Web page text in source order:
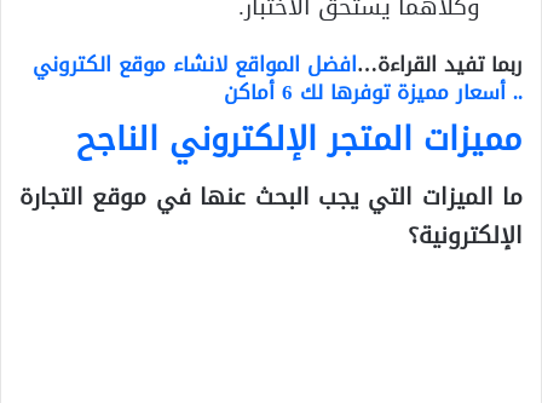
ربما تفيد القراءة…افضل المواقع لانشاء موقع الكتروني
.. أسعار مميزة توفرها لك 6 أماكن
مميزات المتجر الإلكتروني الناجح
ما الميزات التي يجب البحث عنها في موقع التجارة
الإلكترونية؟